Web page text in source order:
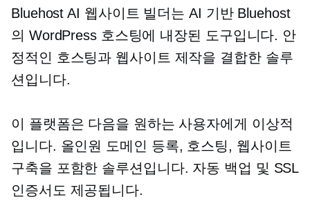
Bluehost AI 웹사이트 빌더는 AI 기반Bluehost
의 WordPress 호스팅에 내장된 도구입니다. 안
정적인 호스팅과 웹사이트 제작을 결합한 솔루
션입니다.
이 플랫폼은 다음을 원하는 사용자에게 이상적
입니다. 올인원 도메인 등록, 호스팅, 웹사이트
구축을 포함한 솔루션입니다. 자동 백업 및 SSL
인증서도 제공됩니다.